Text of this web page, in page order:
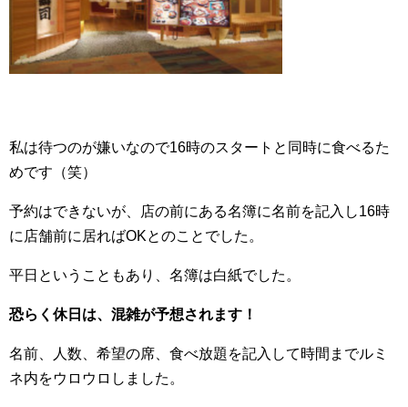
私は待つのが嫌いなので16時のスタートと同時に食べるた
めです（笑）
予約はできないが、店の前にある名簿に名前を記入し16時
に店舗前に居ればOKとのことでした。
平日ということもあり、名簿は白紙でした。
恐らく休日は、混雑が予想されます！
名前、人数、希望の席、食べ放題を記入して時間までルミ
ネ内をウロウロしました。